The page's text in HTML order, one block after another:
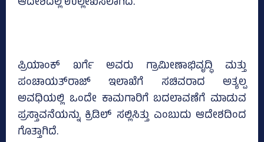
ಪ್ರಿಯಾಂಕ್‌ ಖರ್ಗೆ ಅವರು ಗ್ರಾಮೀಣಾಭಿವೃದ್ಧಿ ಮತ್ತು
ಪಂಚಾಯತ್‌ರಾಜ್‌ ಇಲಾಖೆಗೆ ಸಚಿವರಾದ ಅತ್ಯಲ್ಪ
ಅವಧಿಯಲ್ಲಿ ಒಂದೇ ಕಾಮಗಾರಿಗೆ ಬದಲಾವಣೆಗೆ ಮಾಡುವ
ಪ್ರಸ್ತಾವನೆಯನ್ನು ಕ್ರಿಡಿಲ್‌ ಸಲ್ಲಿಸಿತ್ತು ಎಂಬುದು ಆದೇಶದಿಂದ
ಗೊತ್ತಾಗಿದೆ.